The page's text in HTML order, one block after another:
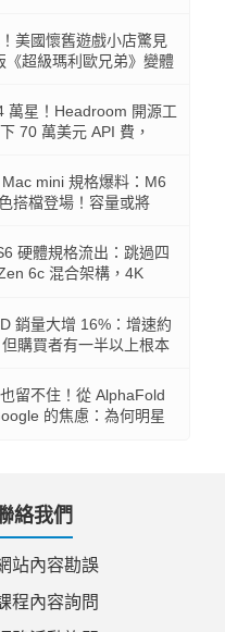
美國懷舊遊戲小店驚見
《超級瑪利歐兄弟》變體
萬星！Headroom 開源工
70 萬美元 API 費，
mini 規格爆料：M6
搭檔登場！容量或將
硬體規格流出：跳過四
6c 混合架構，4K
銷量大增 16%：增速約
購買者有一半以上根本
留不住！從 AlphaFold
的焦慮：為何明星
絡我們
站內容勘誤
程內容詢問